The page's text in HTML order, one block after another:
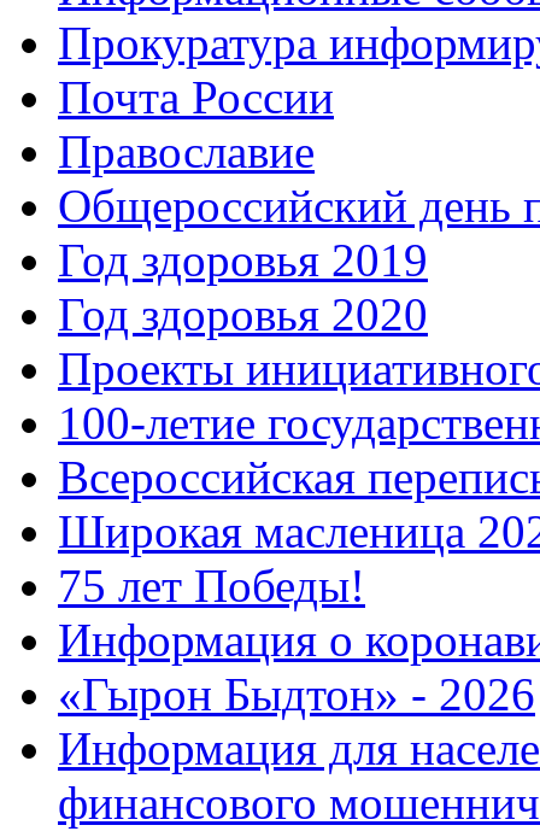
Прокуратура
Почта России
Православие
Общероссийский день
Год здоровья 2019
Год здоровья 2020
Проекты
100-летие
Всероссийская
Широкая масленица
75 лет Победы!
Информация о
«Гырон Быдтон» - 2026
Информация для
финансового